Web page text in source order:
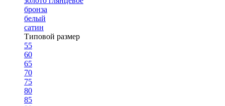
бронза
белый
сатин
Типовой размер
55
60
65
70
75
80
85